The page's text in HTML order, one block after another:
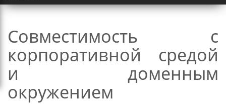
Совместимость с
корпоративной средой
и доменным
окружением